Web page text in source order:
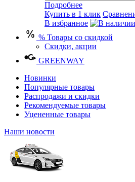
Подробнее
Купить в 1 клик
В избранное
% Товары со скидкой
Скидки, акции
GREENWAY
Новинки
Популярные товары
Распродажи и скидки
Рекомендуемые товары
Уцененные товары
Наши новости